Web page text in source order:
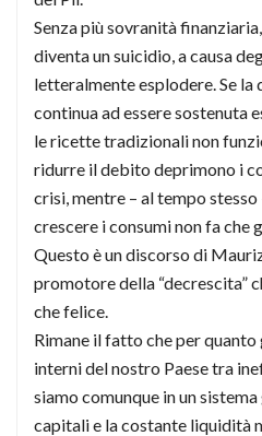
Senza più sovranità
diventa un suicidio, a causa
letteralmente esplodere. Se la
continua ad essere sostenuta
le ricette tradizionali non
ridurre il debito deprimono i
crisi, mentre – al tempo
crescere i consumi non fa che
Questo è un discorso di
promotore della “decrescita”
che felice.
Rimane il fatto che per
interni del nostro Paese tra
siamo comunque in un
capitali e la costante liquidità